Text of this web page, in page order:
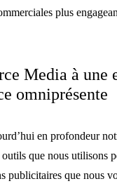
plus
Media à une
omniprésente
en profondeur
que nous utilisons
publicitaires que nous